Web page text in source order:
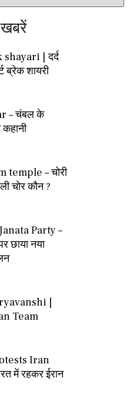
| दर्द
ब्रेक शायरी
– चंबल के
temple – चोरी
चोर कौन ?
Party –
छाया नया
|
Team
Iran
में रहकर ईरान